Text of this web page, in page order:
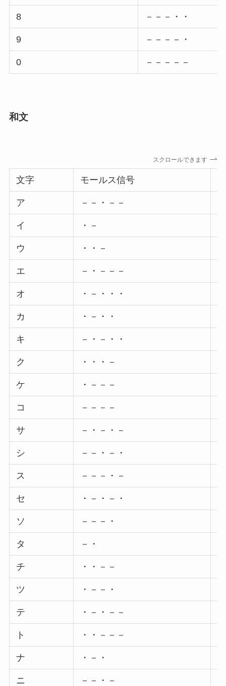
8 －－－・・
9 －－－－・
0 －－－－－
和文
スクロールできます
文字 モールス信号
ア －－・－－
イ ・－
ウ ・・－
エ －・－－－
オ ・－・・・
カ ・－・・
キ －・－・・
ク ・・・－
ケ ・－－－
コ －－－－
サ －・－・－
シ －－・－・
ス －－－・－
セ ・－・－・
ソ －－－・
タ －・
チ ・・－－
ツ ・－－・
テ ・－・－－
ト ・・－－－
ナ ・－・
ニ －－・－